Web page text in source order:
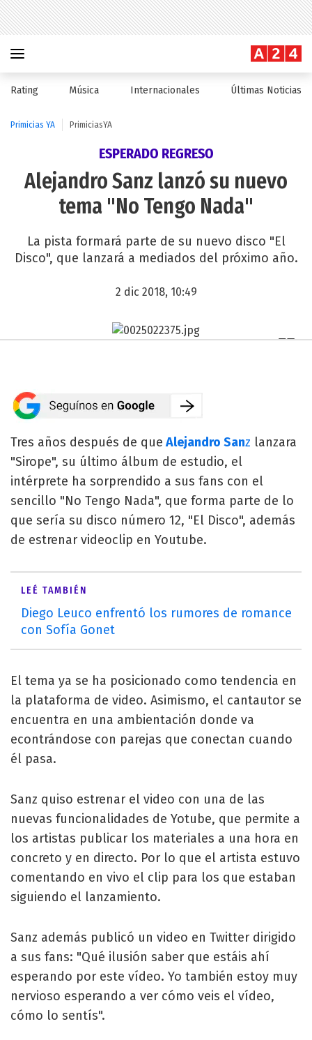
Rating Música Internacionales Últimas Noticias
Primicias YA PrimiciasYA
ESPERADO REGRESO
Alejandro Sanz lanzó su nuevo
tema "No Tengo Nada"
La pista formará parte de su nuevo disco "El
Disco", que lanzará a mediados del próximo año.
2 dic 2018, 10:49
Tres años después de que Alejandro Sanz lanzara
"Sirope", su último álbum de estudio, el
intérprete ha sorprendido a sus fans con el
sencillo "No Tengo Nada", que forma parte de lo
que sería su disco número 12, "El Disco", además
de estrenar videoclip en Youtube.
LEÉ TAMBIÉN
Diego Leuco enfrentó los rumores de romance
con Sofía Gonet
El tema ya se ha posicionado como tendencia en
la plataforma de video. Asimismo, el cantautor se
encuentra en una ambientación donde va
econtrándose con parejas que conectan cuando
él pasa.
Sanz quiso estrenar el video con una de las
nuevas funcionalidades de Yotube, que permite a
los artistas publicar los materiales a una hora en
concreto y en directo. Por lo que el artista estuvo
comentando en vivo el clip para los que estaban
siguiendo el lanzamiento.
Sanz además publicó un video en Twitter dirigido
a sus fans: "Qué ilusión saber que estáis ahí
esperando por este vídeo. Yo también estoy muy
nervioso esperando a ver cómo veis el vídeo,
cómo lo sentís".